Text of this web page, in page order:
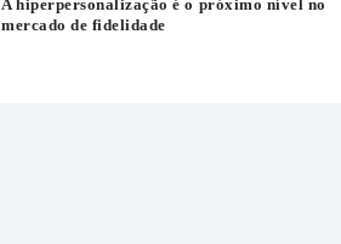
A hiperpersonalização é o próximo nível no
mercado de fidelidade